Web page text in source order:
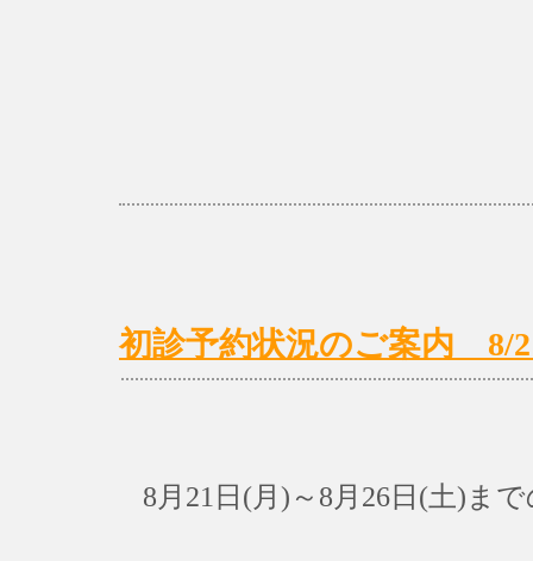
初診予約状況のご案内 8/
8月21日(月)～8月26日(土)ま